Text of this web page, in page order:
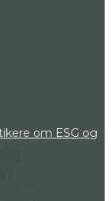
om ESG og